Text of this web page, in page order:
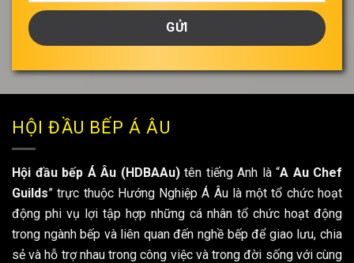
thành
của
bạn
HỘI ĐẦU BẾP Á ÂU
Hội đầu bếp Á Âu (HDBAAu)tên tiếng Anh là “A Au Chef
Guilds” trực thuộc Hướng Nghiệp Á Âu là một tổ chức hoạt
động phi vụ lợi tập hợp những cá nhân tổ chức hoạt động
trong ngành bếp và liên quan đến nghề bếp để giao lưu, chia
sẻ và hỗ trợ nhau trong công việc và trong đời sống với cùng